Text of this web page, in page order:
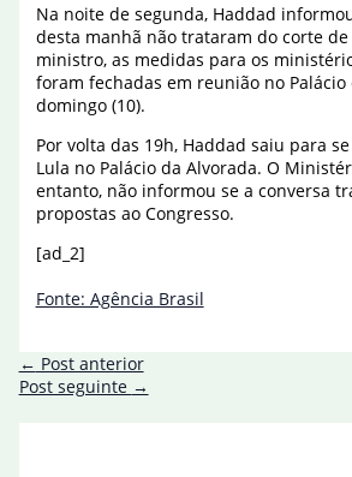
Na noite de segunda, Haddad
desta manhã não trataram do corte de
ministro, as medidas para os
foram fechadas em reunião no
domingo (10).
Por volta das 19h, Haddad saiu para
Lula no Palácio da Alvorada. O
entanto, não informou se a conversa
propostas ao Congresso.
[ad_2]
Fonte: Agência Brasil
← Post anterior
Post seguinte →